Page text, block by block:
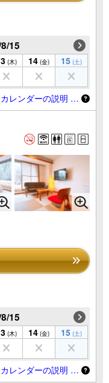
15
(木) 14 (金) 15 (土)
カレンダーの説明 …
15
(木) 14 (金) 15 (土)
カレンダーの説明 …